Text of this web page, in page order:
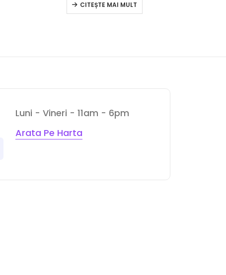
CITEȘTE MAI MULT
Luni - Vineri - 11am - 6pm
Arata Pe Harta